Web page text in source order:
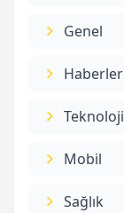
Genel
Haberler
Teknoloji
Mobil
Sağlık